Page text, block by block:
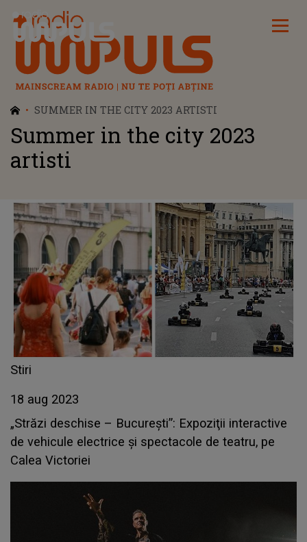
Radio Impuls
SUMMER IN THE CITY 2023 ARTISTI
Summer in the city 2023
artisti
Stiri
18 aug 2023
„Străzi deschise – Bucureşti”: Expoziţii interactive
de vehicule electrice și spectacole de teatru, pe
Calea Victoriei